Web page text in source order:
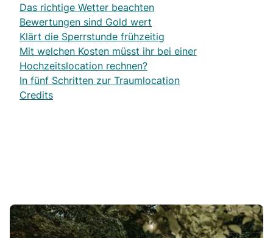
Das richtige Wetter beachten
Bewertungen sind Gold wert
Klärt die Sperrstunde frühzeitig
Mit welchen Kosten müsst ihr bei einer
Hochzeitslocation rechnen?
In fünf Schritten zur Traumlocation
Credits